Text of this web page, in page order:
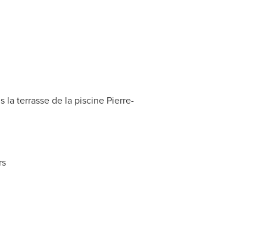
terrasse de la piscine Pierre-